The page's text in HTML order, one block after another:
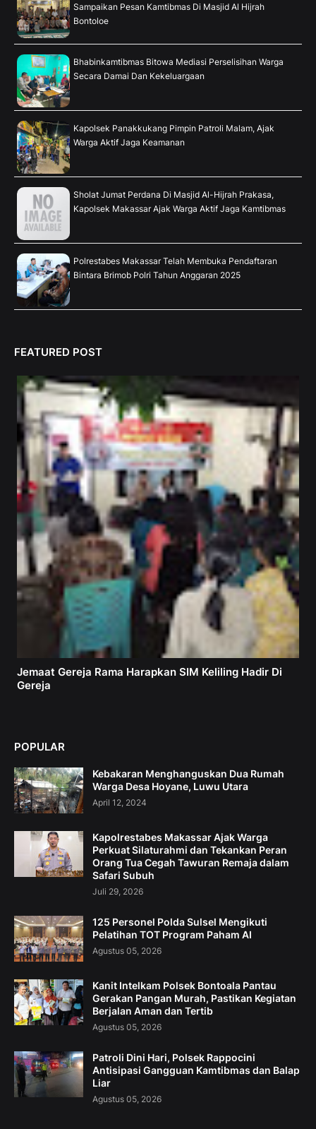
Sampaikan Pesan Kamtibmas Di Masjid Al Hijrah
Bontoloe
Bhabinkamtibmas Bitowa Mediasi Perselisihan Warga
Secara Damai Dan Kekeluargaan
Kapolsek Panakkukang Pimpin Patroli Malam, Ajak
Warga Aktif Jaga Keamanan
Sholat Jumat Perdana Di Masjid Al-Hijrah Prakasa,
Kapolsek Makassar Ajak Warga Aktif Jaga Kamtibmas
Polrestabes Makassar Telah Membuka Pendaftaran
Bintara Brimob Polri Tahun Anggaran 2025
FEATURED POST
Jemaat Gereja Rama Harapkan SIM Keliling Hadir Di
Gereja
POPULAR
Kebakaran Menghanguskan Dua Rumah
Warga Desa Hoyane, Luwu Utara
April 12, 2024
Kapolrestabes Makassar Ajak Warga
Perkuat Silaturahmi dan Tekankan Peran
Orang Tua Cegah Tawuran Remaja dalam
Safari Subuh
Juli 29, 2026
125 Personel Polda Sulsel Mengikuti
Pelatihan TOT Program Paham AI
Agustus 05, 2026
Kanit Intelkam Polsek Bontoala Pantau
Gerakan Pangan Murah, Pastikan Kegiatan
Berjalan Aman dan Tertib
Agustus 05, 2026
Patroli Dini Hari, Polsek Rappocini
Antisipasi Gangguan Kamtibmas dan Balap
Liar
Agustus 05, 2026